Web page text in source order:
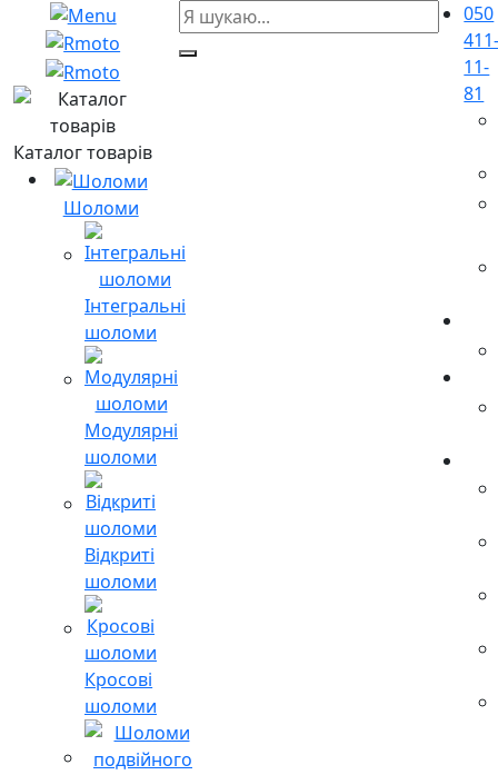
Каталог товарів
Шоломи
Інтегральні
шоломи
Модулярні
шоломи
Відкриті
шоломи
Кросові
шоломи
050
11-
81